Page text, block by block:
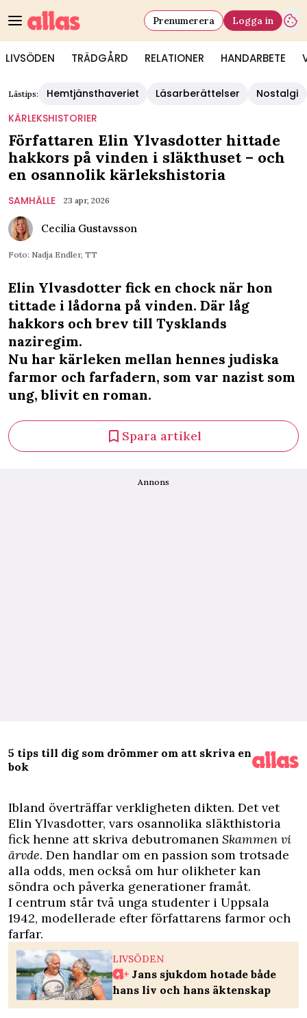
LIVSÖDEN TRÄDGÅRD RELATIONER HANDARBETE
Prenumerera Logga in
Lästips: Hemtjänsthaveriet Läsarberättelser
Nostalgi
KÄRLEKSHISTORIER
Författaren Elin Ylvasdotter hittade
hakkors på vinden i släkthuset – och
en osannolik kärlekshistoria
SAMHÄLLE 23 apr, 2026
Cecilia Gustavsson
Foto: Nadja Endler, TT
Elin Ylvasdotter fick en chock när hon
tittade i lådorna på vinden. Där låg
hakkors och brev till Tysklands
naziregim.
Nu har kärleken mellan hennes judiska
farmor och farfadern, som var nazist som
ung, blivit en roman.
Spara artikel
Annons
5 tips till dig som drömmer om att skriva en
bok
Ibland överträffar verklig­heten dikten. Det vet
Elin Ylvasdotter, vars osanno­lika släkthistoria
fick henne att skriva debutromanen Skammen vi
ärvde. Den handlar om en passion som trotsade
alla odds, men också om hur olikheter kan
söndra och påverka generationer framåt.
I centrum står två unga ­studenter i Uppsala
1942, modellerade efter författarens farmor och
farfar.
LIVSÖDEN
Jans sjukdom hotade både
hans liv och hans äktenskap